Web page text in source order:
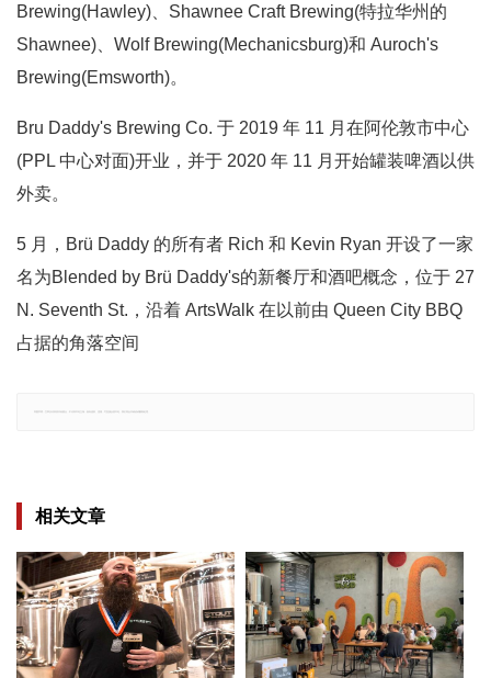
Brewing(Hawley)、Shawnee Craft Brewing(特拉华州的
Shawnee)、Wolf Brewing(Mechanicsburg)和 Auroch's
Brewing(Emsworth)。
Bru Daddy's Brewing Co. 于 2019 年 11 月在阿伦敦市中心
(PPL 中心对面)开业，并于 2020 年 11 月开始罐装啤酒以供
外卖。
5 月，Brü Daddy 的所有者 Rich 和 Kevin Ryan 开设了一家
名为Blended by Brü Daddy's的新餐厅和酒吧概念，位于 27
N. Seventh St.，沿着 ArtsWalk 在以前由 Queen City BBQ
占据的角落空间
郑重声明：文章仅代表原作者观点，不代表本站立场；如有侵权、违规，可直接反馈本站，我们将会作修改或删除处理。
相关文章